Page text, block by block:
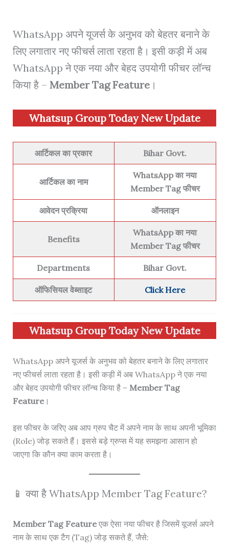
WhatsApp अपने यूजर्स के अनुभव को बेहतर बनाने के
लिए लगातार नए फीचर्स लाता रहता है। इसी कड़ी में अब
WhatsApp ने एक नया और बेहद उपयोगी फीचर लॉन्च
किया है – Member Tag Feature।
Whatsup Group Today New Update
आर्टिकल का प्रकार Bihar Govt.
आर्टिकल का नाम
WhatsApp का नया
Member Tag फीचर
आवेदन प्रक्रिया ऑनलाइन
Benefits
WhatsApp का नया
Member Tag फीचर
Departments Bihar Govt.
ऑफिसियल वेब्साइट Click Here
Whatsup Group Today New Update
WhatsApp अपने यूजर्स के अनुभव को बेहतर बनाने के लिए लगातार
नए फीचर्स लाता रहता है। इसी कड़ी में अब WhatsApp ने एक नया
और बेहद उपयोगी फीचर लॉन्च किया है – Member Tag
Feature।
इस फीचर के जरिए अब आप ग्रुप चैट में अपने नाम के साथ अपनी भूमिका
(Role) जोड़ सकते हैं। इससे बड़े ग्रुप्स में यह समझना आसान हो
जाएगा कि कौन क्या काम करता है।
📱 क्या है WhatsApp Member Tag Feature?
Member Tag Featureएक ऐसा नया फीचर है जिसमें यूजर्स अपने
नाम के साथ एक टैग (Tag) जोड़ सकते हैं, जैसे: